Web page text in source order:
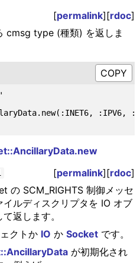
[permalink][rdoc]
cmsg type (種類) を返しま
:IPV6,
[permalink][rdoc]
の SCM_RIGHTS 制御メッセ
イルディスクリプタを IO オブ
返します。
クトか IO か Socketです。
が初期化され